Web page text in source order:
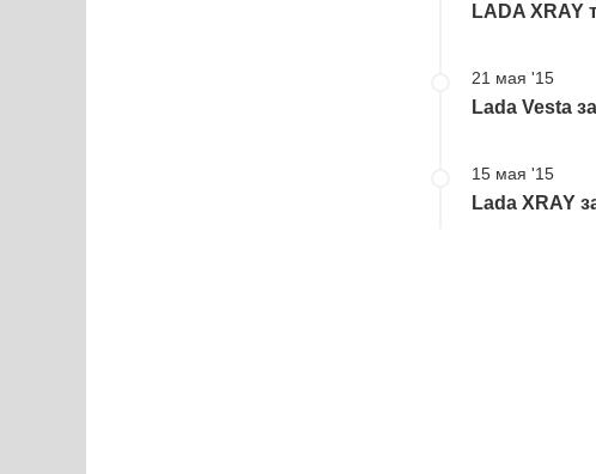
LADA XRAY
21 мая '15
Lada Vesta
15 мая '15
Lada XRAY